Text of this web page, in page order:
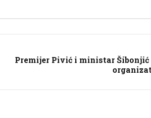
Premijer Pivić i ministar Šibonjić